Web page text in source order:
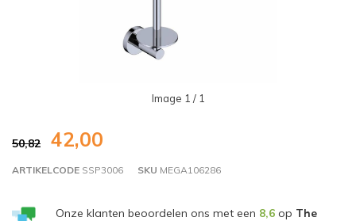
Image 1 / 1
50,82 42,00
ARTIKELCODE SSP3006 SKU MEGA106286
Onze klanten beoordelen ons met een 8,6op The